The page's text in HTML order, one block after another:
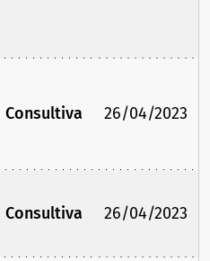
Consultiva 26/04/2023
Consultiva 26/04/2023